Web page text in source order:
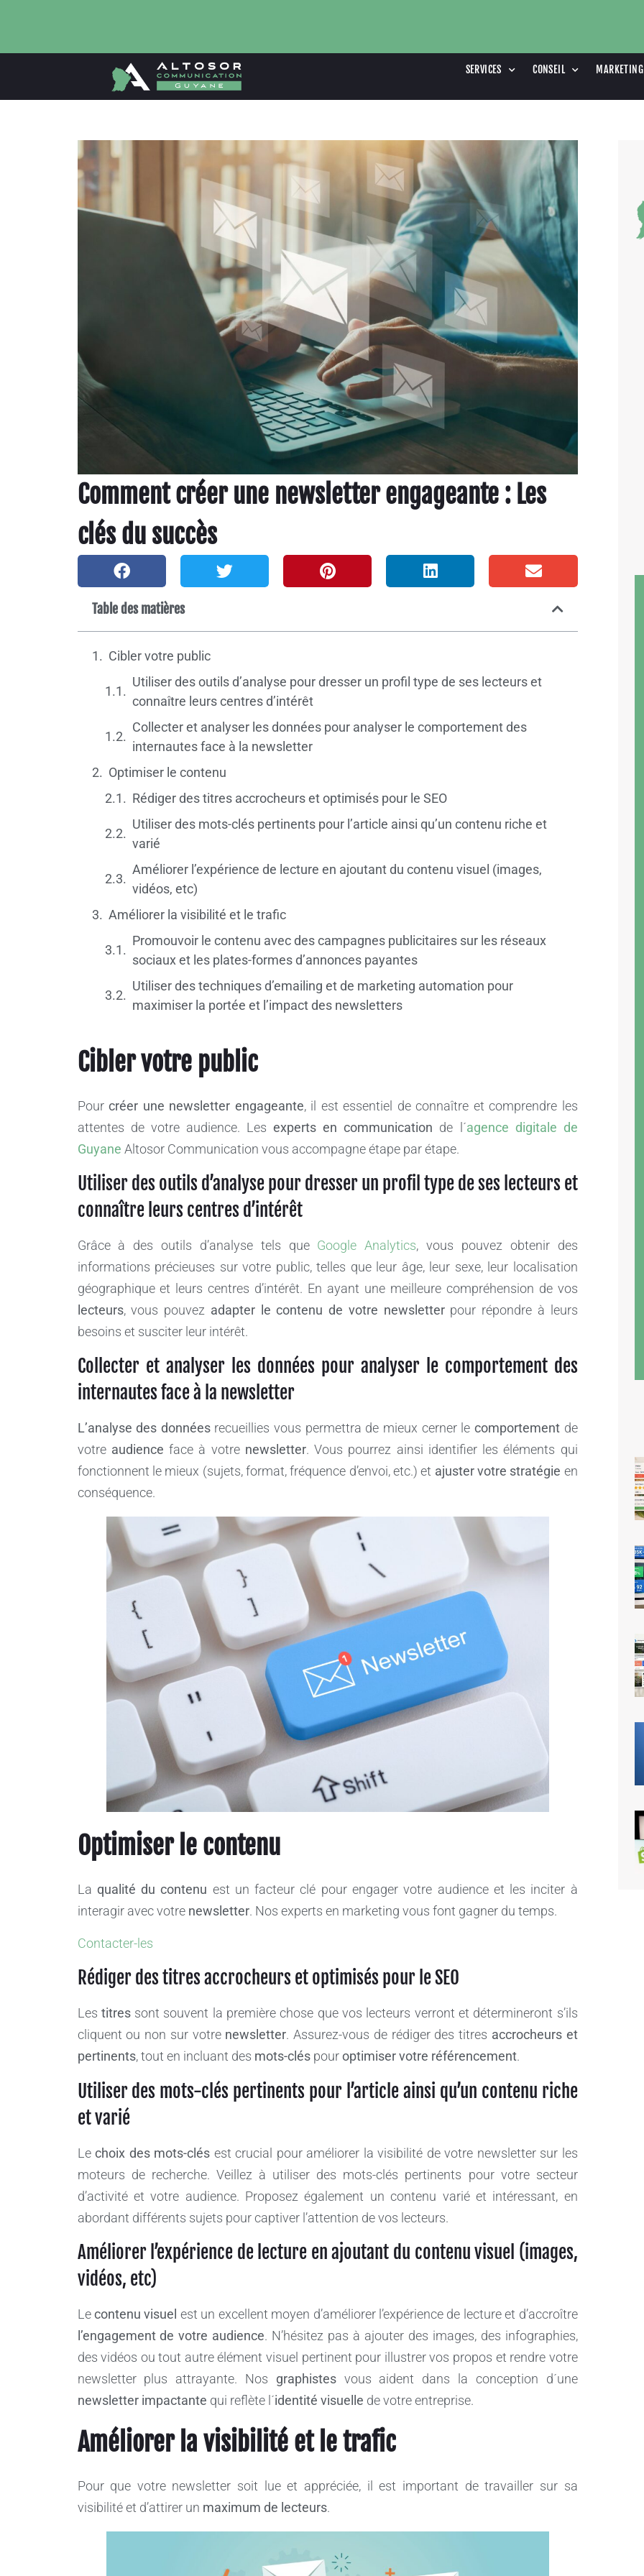
SERVICES CONSEIL MARKETING
Comment créer une newsletter engageante : Les
clés du succès
Table des matières
Cibler votre public
Utiliser des outils d’analyse pour dresser un profil type de ses lecteurs et
connaître leurs centres d’intérêt
Collecter et analyser les données pour analyser le comportement des
internautes face à la newsletter
Optimiser le contenu
Rédiger des titres accrocheurs et optimisés pour le SEO
Utiliser des mots-clés pertinents pour l’article ainsi qu’un contenu riche et
varié
Améliorer l’expérience de lecture en ajoutant du contenu visuel (images,
vidéos, etc)
Améliorer la visibilité et le trafic
Promouvoir le contenu avec des campagnes publicitaires sur les réseaux
sociaux et les plates-formes d’annonces payantes
Utiliser des techniques d’emailing et de marketing automation pour
maximiser la portée et l’impact des newsletters
Cibler votre public
Pourcréer une newsletter engageante, il est essentiel de connaître et comprendre les
attentes de votre audience. Lesexperts en communication de l´agence digitale de
Guyane Altosor Communication vous accompagne étape par étape.
Utiliser des outils d’analyse pour dresser un profil type de ses lecteurs et
connaître leurs centres d’intérêt
Grâce à des outils d’analyse tels que Google Analytics, vous pouvez obtenir des
informations précieuses sur votre public, telles que leur âge, leur sexe, leur localisation
géographique et leurs centres d’intérêt. En ayant une meilleure compréhension de vos
lecteurs, vous pouvez adapter le contenu de votre newsletterpour répondre à leurs
besoins et susciter leur intérêt.
Collecter et analyser les données pour analyser le comportement des
internautes face à la newsletter
L’analyse des donnéesrecueillies vous permettra de mieux cerner lecomportement de
votre audience face à votre newsletter. Vous pourrez ainsi identifier les éléments qui
fonctionnent le mieux (sujets, format, fréquence d’envoi, etc.) et ajuster votre stratégie en
conséquence.
Optimiser le contenu
La qualité du contenu est un facteur clé pour engager votre audience et les inciter à
interagir avec votre newsletter. Nos experts en marketing vous font gagner du temps.
Contacter-les
Rédiger des titres accrocheurs et optimisés pour le SEO
Les titressont souvent la première chose que vos lecteurs verront et détermineront s’ils
cliquent ou non sur votre newsletter. Assurez-vous de rédiger des titres accrocheurs et
pertinents, tout en incluant des mots-cléspouroptimiser votre référencement.
Utiliser des mots-clés pertinents pour l’article ainsi qu’un contenu riche
et varié
Lechoix des mots-clés est crucial pour améliorer la visibilité de votre newsletter sur les
moteurs de recherche. Veillez à utiliser des mots-clés pertinents pour votre secteur
d’activité et votre audience. Proposez également un contenu varié et intéressant, en
abordant différents sujets pour captiver l’attention de vos lecteurs.
Améliorer l’expérience de lecture en ajoutant du contenu visuel (images,
vidéos, etc)
Lecontenu visuel est un excellent moyen d’améliorer l’expérience de lecture et d’accroître
l’engagement de votre audience. N’hésitez pas à ajouter des images, des infographies,
des vidéos ou tout autre élément visuel pertinent pour illustrer vos propos et rendre votre
newsletter plus attrayante. Nos graphistesvous aident dans la conception d´une
newsletter impactante qui reflète l´identité visuelle de votre entreprise.
Améliorer la visibilité et le trafic
Pour que votre newsletter soit lue et appréciée, il est important de travailler sur sa
visibilité et d’attirer un maximum de lecteurs.